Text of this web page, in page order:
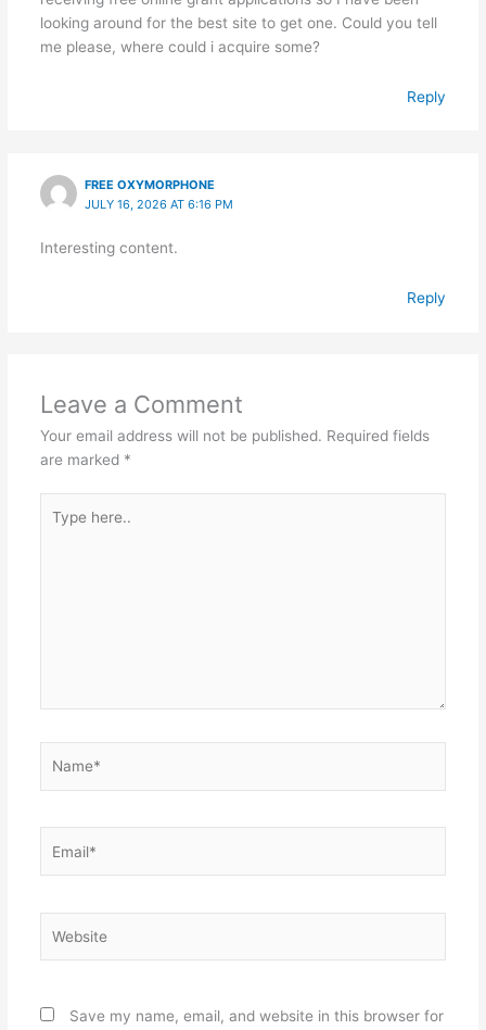
looking around for the best site to get one. Could you tell
me please, where could i acquire some?
Reply
FREE OXYMORPHONE
JULY 16, 2026 AT 6:16 PM
Interesting content.
Reply
Leave a Comment
Your email address will not be published. Required fields
are marked *
here..
Save my name, email, and website in this browser for